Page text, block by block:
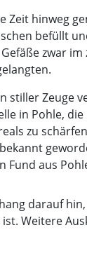
hinweg
befüllt
zwar
stiller Zeuge
in Pohle,
zu
aus
darauf
Weitere